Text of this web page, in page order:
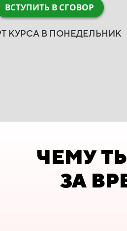
КУРСА В ПОНЕДЕЛЬНИК
ВСТУПИТЬ В СГОВОР
ЧЕМУ
ЗА